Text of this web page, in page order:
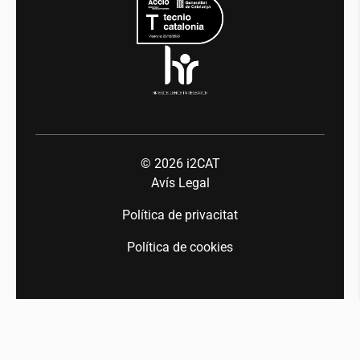
© 2026 i2CAT
Avís Legal
Política de privacitat
Política de cookies